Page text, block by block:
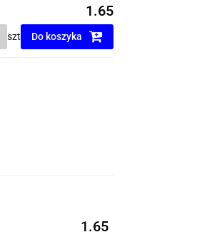
1.65
szt Do koszyka
1.65